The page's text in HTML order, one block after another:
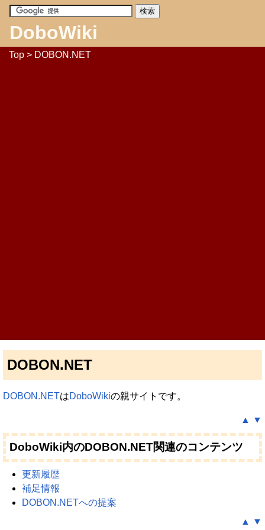
DoboWiki
Top > DOBON.NET
DOBON.NET
DOBON.NETはDoboWikiの親サイトです。
▲ ▼
DoboWiki内のDOBON.NET関連のコンテンツ
更新履歴
補足情報
DOBON.NETへの提案
▲
▼